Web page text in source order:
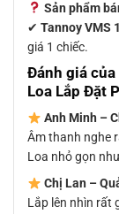
Sản phẩm
✔ Tannoy VMS
giá 1 chiếc.
Đánh giá
Loa Lắp Đặt
Anh Minh –
Âm thanh nghe
Loa nhỏ gọn
Chị Lan –
Lắp lên nhìn rất